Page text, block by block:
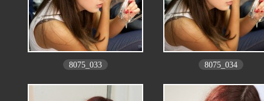
8075_033 8075_034